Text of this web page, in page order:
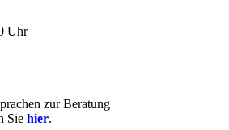
Uhr
zur Beratung
Sie hier.